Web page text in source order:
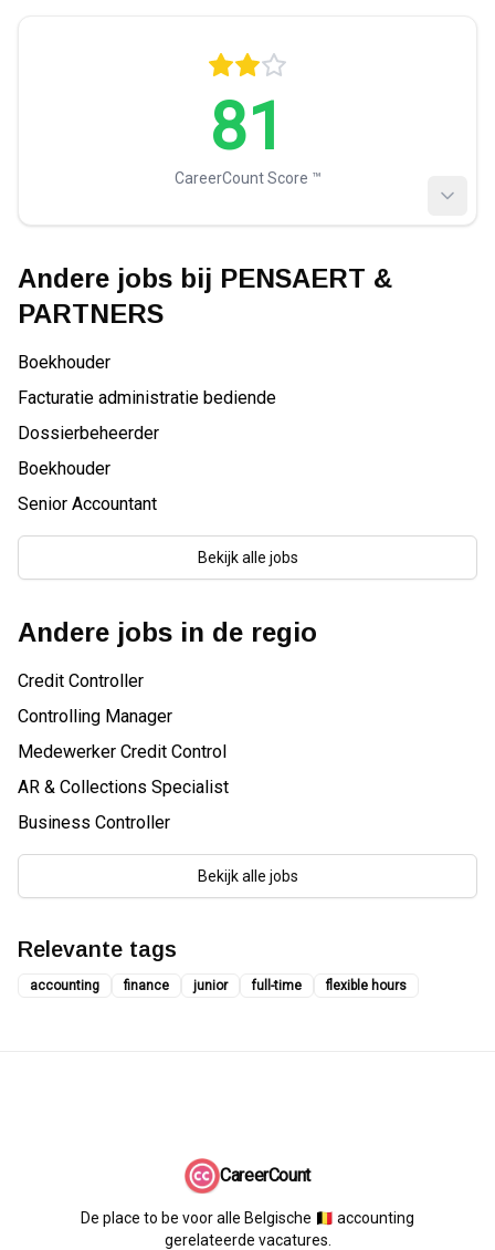
81
CareerCount Score ™️
Andere jobs bij PENSAERT &
PARTNERS
Boekhouder
Facturatie administratie bediende
Dossierbeheerder
Boekhouder
Senior Accountant
Bekijk alle jobs
Andere jobs in de regio
Credit Controller
Controlling Manager
Medewerker Credit Control
AR & Collections Specialist
Business Controller
Bekijk alle jobs
Relevante tags
accounting finance junior full-time flexible hours
CareerCount
De place to be voor alle Belgische 🇧🇪 accounting
gerelateerde vacatures.